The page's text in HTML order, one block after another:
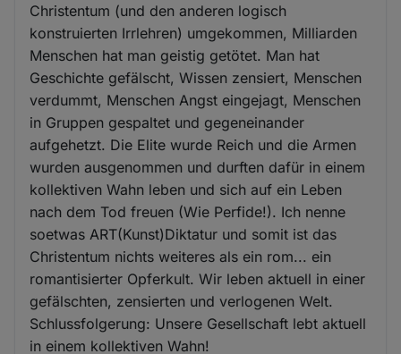
Christentum (und den anderen logisch
konstruierten Irrlehren) umgekommen, Milliarden
Menschen hat man geistig getötet. Man hat
Geschichte gefälscht, Wissen zensiert, Menschen
verdummt, Menschen Angst eingejagt, Menschen
in Gruppen gespaltet und gegeneinander
aufgehetzt. Die Elite wurde Reich und die Armen
wurden ausgenommen und durften dafür in einem
kollektiven Wahn leben und sich auf ein Leben
nach dem Tod freuen (Wie Perfide!). Ich nenne
soetwas ART(Kunst)Diktatur und somit ist das
Christentum nichts weiteres als ein rom... ein
romantisierter Opferkult. Wir leben aktuell in einer
gefälschten, zensierten und verlogenen Welt.
Schlussfolgerung: Unsere Gesellschaft lebt aktuell
in einem kollektiven Wahn!